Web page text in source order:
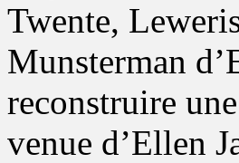
Twente,
Munsterman
reconstruire
venue d’Ellen